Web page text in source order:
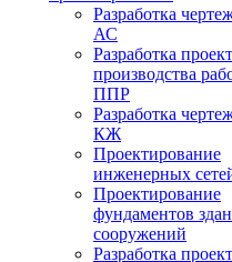
Разработка
АС
Разработка
производства
ППР
Разработка
КЖ
Проектирование
инженерных
Проектирование
фундаментов
сооружений
Разработка